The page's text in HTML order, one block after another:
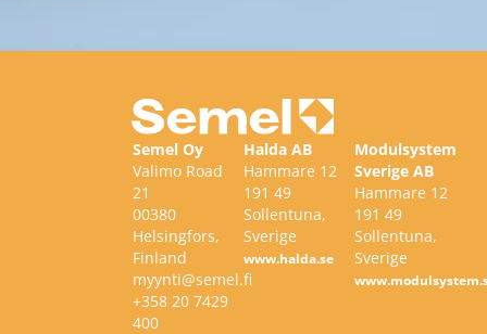
Semel Oy
Valimo Road
21
00380
Helsingfors,
Finland
myynti@semel.fi
+358 20 7429
400
Halda AB
Hammare 12
191 49
Sollentuna,
Sverige
www.halda.se
Modulsystem
Sverige AB
Hammare 12
191 49
Sollentuna,
Sverige